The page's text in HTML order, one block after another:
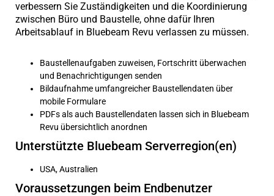
verbessern Sie Zuständigkeiten und die Koordinierung
zwischen Büro und Baustelle, ohne dafür Ihren
Arbeitsablauf in Bluebeam Revu verlassen zu müssen.
Baustellenaufgaben zuweisen, Fortschritt überwachen
und Benachrichtigungen senden
Bildaufnahme umfangreicher Baustellendaten über
mobile Formulare
PDFs als auch Baustellendaten lassen sich in Bluebeam
Revu übersichtlich anordnen
Unterstützte Bluebeam Serverregion(en)
USA, Australien
Voraussetzungen beim Endbenutzer